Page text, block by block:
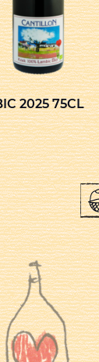
2025 75CL